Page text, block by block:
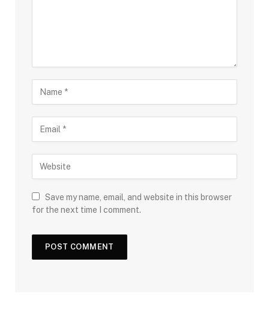
Save my name, email, and website in this browser
for the next time I comment.